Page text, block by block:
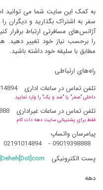
به کمک این سایت شما می توانید
سفر به اشتراک بگذارید و دیگران
آژانس‌های مسافرتی ارتباط برقرار
را برحسب نیاز خود تغییر دهید.
مطابق با سلیقه خود داشته باشید.
راه‌های ارتباطی
تلفن تماس در ساعات اداری
داخلی "صفر" یا "صد و یک" را وارد نمایید
تلفن تماس در ساعات غیراداری
فقط برای پشتیبانی سایت دهه دات کام
پیامرسان واتساپ
09019398888
-
02191014894
پست الکترونیکی
دهه